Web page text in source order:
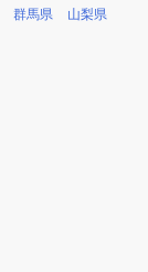
群馬県 山梨県